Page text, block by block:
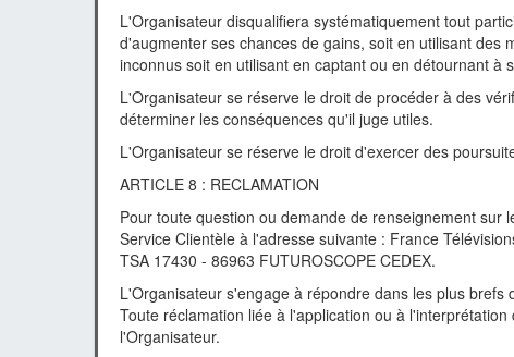
L'Organisateur disqualifiera systématiquement tout
d'augmenter ses chances de gains, soit en utilisant des
inconnus soit en utilisant en captant ou en détournant à
L'Organisateur se réserve le droit de procéder à des
déterminer les conséquences qu'il juge utiles.
L'Organisateur se réserve le droit d'exercer des
ARTICLE 8 : RECLAMATION
Pour toute question ou demande de renseignement sur
Service Clientèle à l'adresse suivante : France
TSA 17430 - 86963 FUTUROSCOPE CEDEX.
L'Organisateur s'engage à répondre dans les plus
Toute réclamation liée à l'application ou à
l'Organisateur.